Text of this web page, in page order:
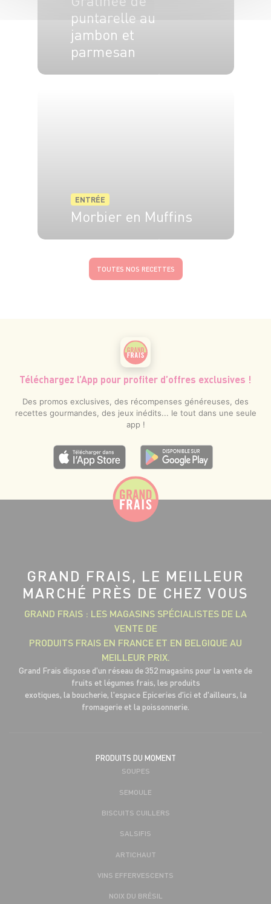
puntarelle au
jambon et
parmesan
ENTRÉE
Morbier en Muffins
TOUTES NOS RECETTES
Téléchargez l’App pour profiter d’offres exclusives !
Des promos exclusives, des récompenses généreuses, des
recettes gourmandes, des jeux inédits... le tout dans une seule
app !
GRAND FRAIS, LE MEILLEUR
MARCHÉ PRÈS DE CHEZ VOUS
GRAND FRAIS : LES MAGASINS SPÉCIALISTES DE LA
VENTE DE
PRODUITS FRAIS EN FRANCE ET EN BELGIQUE AU
MEILLEUR PRIX.
Grand Frais dispose d'un réseau de 352 magasins pour la vente de
fruits et légumes frais, les produits
exotiques, la boucherie, l'espace Epiceries d'ici et d'ailleurs, la
fromagerie et la poissonnerie.
PRODUITS DU MOMENT
SOUPES
SEMOULE
BISCUITS CUILLERS
SALSIFIS
ARTICHAUT
VINS EFFERVESCENTS
NOIX DU BRÉSIL